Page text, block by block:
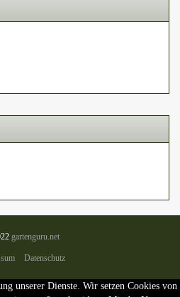
gartenguru.net
Datenschutz
unserer Dienste. Wir setzen Cookies von